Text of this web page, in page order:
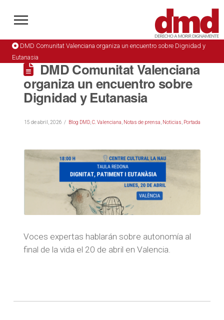
DMD Comunitat Valenciana organiza un encuentro sobre Dignidad y
Eutanasia
DMD Comunitat Valenciana
organiza un encuentro sobre
Dignidad y Eutanasia
15 de abril, 2026 Blog DMD, C. Valenciana Notas de prensa Noticias Portada
Voces expertas hablarán sobre autonomía al
final de la vida el 20 de abril en Valencia.